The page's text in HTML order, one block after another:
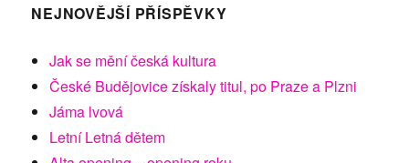
NEJNOVĚJŠÍ PŘÍSPĚVKY
Jak se mění česká kultura
České Budějovice získaly titul, po Praze a Plzni
Jáma lvová
Letní Letná dětem